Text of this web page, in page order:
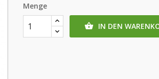
Menge
 IN DEN